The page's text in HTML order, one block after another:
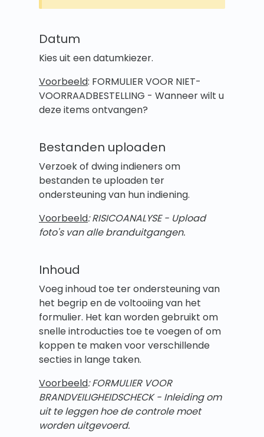
Datum
Kies uit een datumkiezer.
Voorbeeld: FORMULIER VOOR NIET-
VOORRAADBESTELLING - Wanneer wilt u
deze items ontvangen?
Bestanden uploaden
Verzoek of dwing indieners om
bestanden te uploaden ter
ondersteuning van hun indiening.
Voorbeeld: RISICOANALYSE - Upload
foto's van alle branduitgangen.
Inhoud
Voeg inhoud toe ter ondersteuning van
het begrip en de voltooiing van het
formulier. Het kan worden gebruikt om
snelle introducties toe te voegen of om
koppen te maken voor verschillende
secties in lange taken.
Voorbeeld: FORMULIER VOOR
BRANDVEILIGHEIDSCHECK - Inleiding om
uit te leggen hoe de controle moet
worden uitgevoerd.